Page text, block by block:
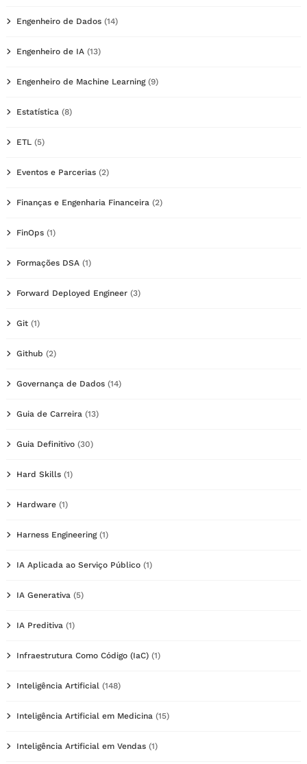
Engenheiro de Dados (14)
Engenheiro de IA (13)
Engenheiro de Machine Learning(9)
Estatística (8)
ETL (5)
Eventos e Parcerias (2)
Finanças e Engenharia Financeira (2)
FinOps (1)
Formações DSA (1)
Forward Deployed Engineer (3)
Git (1)
Github (2)
Governança de Dados (14)
Guia de Carreira (13)
Guia Definitivo (30)
Hard Skills (1)
Hardware (1)
Harness Engineering(1)
IA Aplicada ao Serviço Público (1)
IA Generativa (5)
IA Preditiva (1)
Infraestrutura Como Código (IaC) (1)
Inteligência Artificial (148)
Inteligência Artificial em Medicina (15)
Inteligência Artificial em Vendas (1)